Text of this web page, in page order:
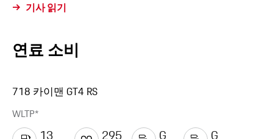
기사 읽기
연료 소비
718 카이맨 GT4 RS
WLTP*